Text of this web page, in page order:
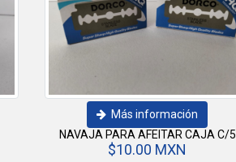
Más información
NAVAJA PARA AFEITAR CAJA C/5
$10.00 MXN